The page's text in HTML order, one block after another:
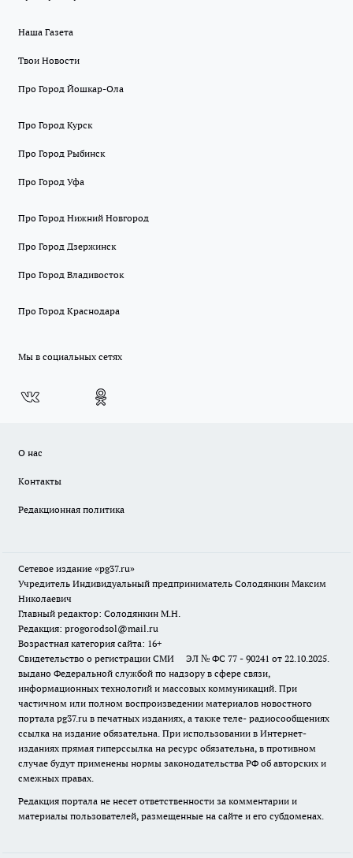
Наша Газета
Твои Новости
Про Город Йошкар-Ола
Про Город Курск
Про Город Рыбинск
Про Город Уфа
Про Город Нижний Новгород
Про Город Дзержинск
Про Город Владивосток
Про Город Краснодара
Мы в социальных сетях
О нас
Контакты
Редакционная политика
Сетевое издание «pg37.ru»
Учредитель Индивидуальный предприниматель Солодянкин Максим
Николаевич
Главный редактор: Солодянкин М.Н.
Редакция: progorodsol@mail.ru
Возрастная категория сайта: 16+
Свидетельство о регистрации СМИ ЭЛ № ФС 77 - 90241 от 22.10.2025.
выдано Федеральной службой по надзору в сфере связи,
информационных технологий и массовых коммуникаций. При
частичном или полном воспроизведении материалов новостного
портала pg37.ru в печатных изданиях, а также теле- радиосообщениях
ссылка на издание обязательна. При использовании в Интернет-
изданиях прямая гиперссылка на ресурс обязательна, в противном
случае будут применены нормы законодательства РФ об авторских и
смежных правах.
Редакция портала не несет ответственности за комментарии и
материалы пользователей, размещенные на сайте и его субдоменах.